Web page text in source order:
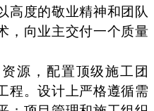
高度的敬业精神和团队
，向业主交付一个质量
源，配置顶级施工团
程。设计上严格遵循需